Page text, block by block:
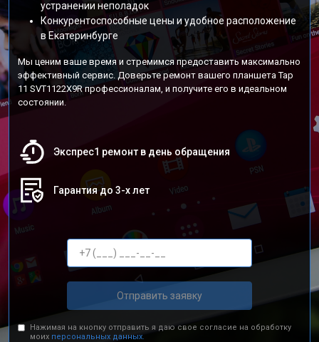
устранении неполадок
Конкурентоспособные цены и удобное расположение
в Екатеринбурге
Мы ценим ваше время и стремимся предоставить максимально
эффективный сервис. Доверьте ремонт вашего планшета Tap
11 SVT1122X9R профессионалам, и получите его в идеальном
состоянии.
Экспрес1 ремонт в день обращения
Гарантия до 3-х лет
Отправить заявку
Нажимая на кнопку отправить я даю свое согласие на обработку
моих персональных данных.